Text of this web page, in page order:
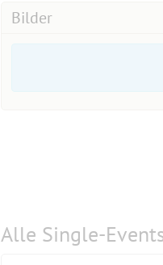
Bilder
Alle Single-